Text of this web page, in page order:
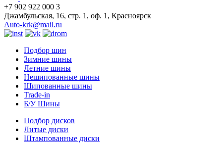
+7 902 922 000 3
Джамбульская, 16, стр. 1, оф. 1, Красноярск
Auto-krk@mail.ru
Подбор шин
Зимние шины
Летние шины
Нешипованные шины
Шипованные шины
Trade-in
Б/У Шины
Подбор дисков
Литые диски
Штампованные диски